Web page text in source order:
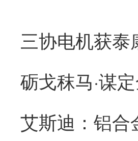
砺戈秣马·谋